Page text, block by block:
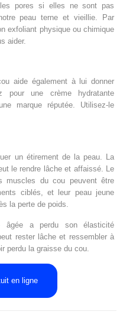
pores si elles ne sont pas
peau terne et vieillie. Par
exfoliant physique ou chimique
aider.
aide également à lui donner
pour une crème hydratante
marque réputée. Utilisez-le
un étirement de la peau. La
le rendre lâche et affaissé. Le
muscles du cou peuvent être
ciblés, et leur peau jeune
la perte de poids.
âgée a perdu son élasticité
rester lâche et ressembler à
perdu la graisse du cou.
en ligne